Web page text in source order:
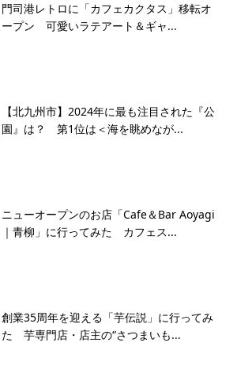
門司港レトロに「カフェカクタス」移転オ
ープン 可愛いラテアート＆ギャ...
【北九州市】2024年に最も注目された『公
園』は？ 第1位は＜海を眺めなが...
ニューオープンのお店「Cafe＆Bar Aoyagi
｜青柳」に行ってみた カフェス...
創業35周年を迎える「芋伝説」に行ってみ
た 芋専門店・店主の“さつまいも...